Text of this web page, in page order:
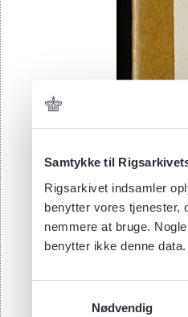
Samtykke til
Rigsarkivet indsamler
benytter vores tjenester,
nemmere at bruge.
benytter ikke denne
Nødvendig